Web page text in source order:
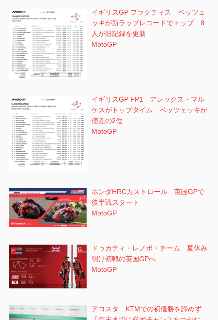
イギリスGP プラクティス ベッツェ
ッキが新ラップレコードでトップ 8
人が旧記録を更新
MotoGP
イギリスGP FP1 アレックス・マル
ケスがトップタイム ベッツェッキが
僅差の2位
MotoGP
ホンダHRCカストロール 英国GPで
後半戦スタート
MotoGP
ドゥカティ・レノボ・チーム 夏休み
明け初戦の英国GPへ
MotoGP
アコスタ KTMでの初優勝を諦めず